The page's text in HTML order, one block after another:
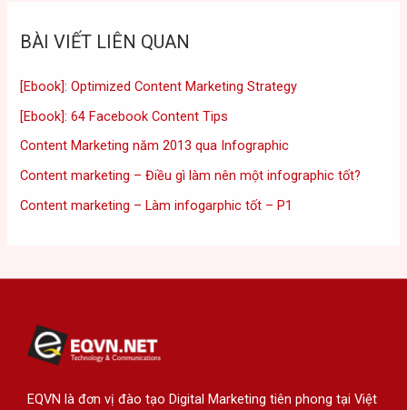
BÀI VIẾT LIÊN QUAN
[Ebook]: Optimized Content Marketing Strategy
[Ebook]: 64 Facebook Content Tips
Content Marketing năm 2013 qua Infographic
Content marketing – Điều gì làm nên một infographic tốt?
Content marketing – Làm infogarphic tốt – P1
EQVN là đơn vị đào tạo Digital Marketing tiên phong tại Việt